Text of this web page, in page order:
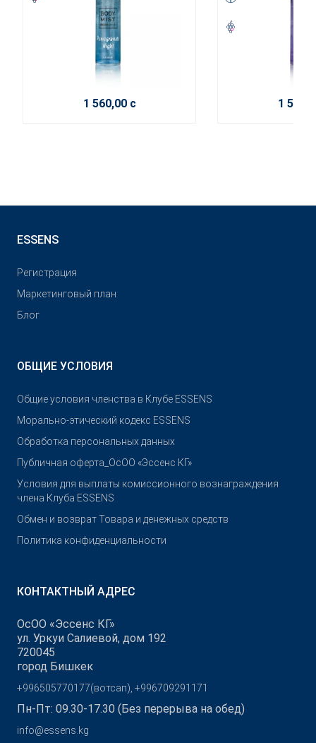
1 560,00 с 1
ESSENS
Pегистрация
Маркетинговый план
Блог
ОБЩИЕ УСЛОВИЯ
Общие условия членства в Клубе ESSENS
Морально-этический кодекс ESSENS
Обработка персональных данных
Публичная оферта_ОсОО «Эссенс КГ»
Условия для выплаты комиссионного вознаграждения
члена Клуба ESSENS
Обмен и возврат Товара и денежных средств
Политика конфиденциальности
КОНТАКТНЫЙ АДРЕС
ОсОО «Эссенс КГ»
ул. Уркуи Салиевой, дом 192
720045
город Бишкек
+996505770177(вотсап), +996709291171
Пн-Пт: 09.30-17.30 (Без перерыва на обед)
info@essens.kg